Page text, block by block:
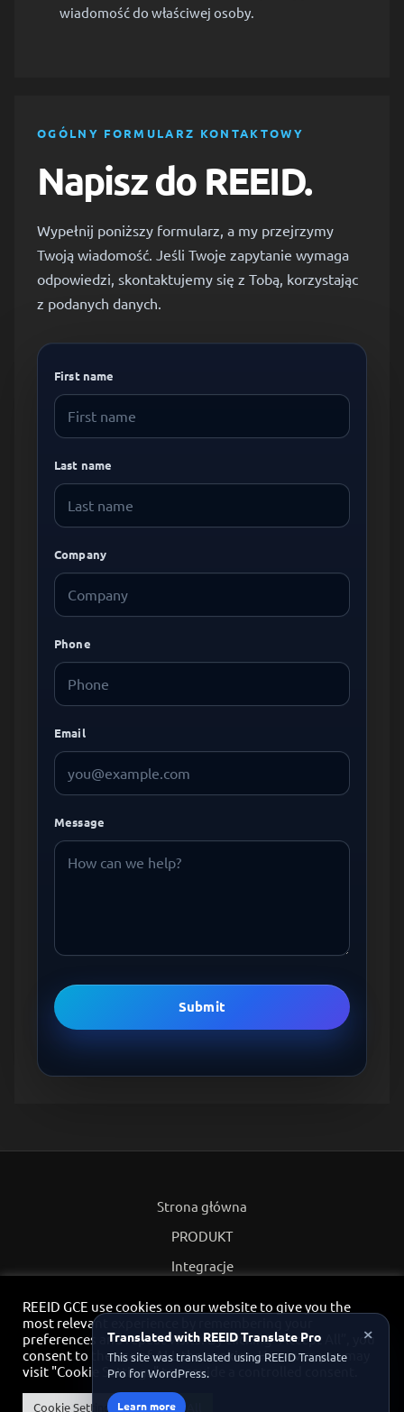
wiadomość do właściwej osoby.
OGÓLNY FORMULARZ KONTAKTOWY
Napisz do REEID.
Wypełnij poniższy formularz, a my przejrzymy
Twoją wiadomość. Jeśli Twoje zapytanie wymaga
odpowiedzi, skontaktujemy się z Tobą, korzystając
z podanych danych.
First name
Last name
Company
Phone
Email
Message
Strona główna
PRODUKT
Integracje
Kontakt
REEID GCE use cookies on our website to give you the
most relevant experience by remembering your
preferences and repeat visits. By clicking “Accept All”, you
consent to the use of ALL the cookies. However, you may
visit "Cookie Settings" to provide a controlled consent.
Cookie Settings Accept All
×
Translated with REEID Translate Pro
This site was translated using REEID Translate
Pro for WordPress.
Learn more